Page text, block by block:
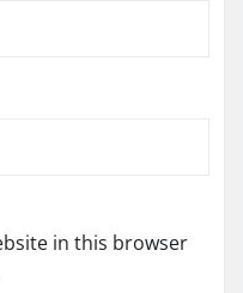
in this browser